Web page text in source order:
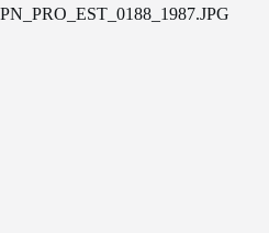
PN_PRO_EST_0188_1987.JPG